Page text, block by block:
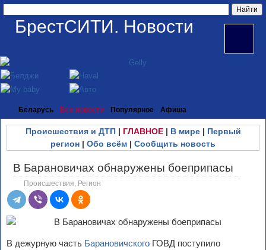
БрестСИТИ. Новости
Беларусь Все новости Популярное Афиша
Происшествия и ДТП| ГЛАВНОЕ| В мире| Первый
регион | Обо всём | Сообщить новость
В Барановичах обнаружены боеприпасы
Происшествия Регион
В дежурную часть Барановичского ГОВД поступило